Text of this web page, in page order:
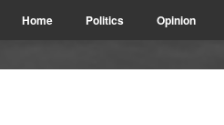
Home Politics Opinion